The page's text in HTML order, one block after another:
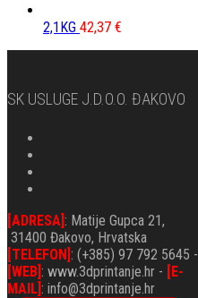
2,1KG 42,37 €
SK USLUGE J.d.o.o. ĐAKOVO
[ADRESA] : Matije Gupca 21,
31400 Đakovo, Hrvatska
[TELEFON] : (+385) 97 792 5645 -
[WEB] : www.3dprintanje.hr - [E-
MAIL] : info@3dprintanje.hr